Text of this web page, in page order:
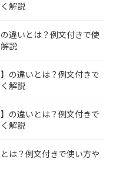
解説
違いとは？例文付きで使
説
の違いとは？例文付きで
解説
の違いとは？例文付きで
解説
は？例文付きで使い方や